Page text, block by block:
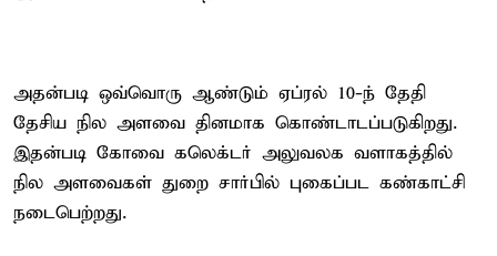
அதன்படி ஒவ்வொரு ஆண்டும் ஏப்ரல் 10-ந் தேதி
தேசிய நில அளவை தினமாக கொண்டாடப்படுகிறது.
இதன்படி கோவை கலெக்டர் அலுவலக வளாகத்தில்
நில அளவைகள் துறை சார்பில் புகைப்பட கண்காட்சி
நடைபெற்றது.